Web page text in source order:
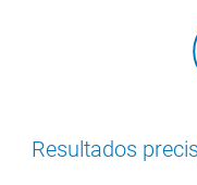
Resultados